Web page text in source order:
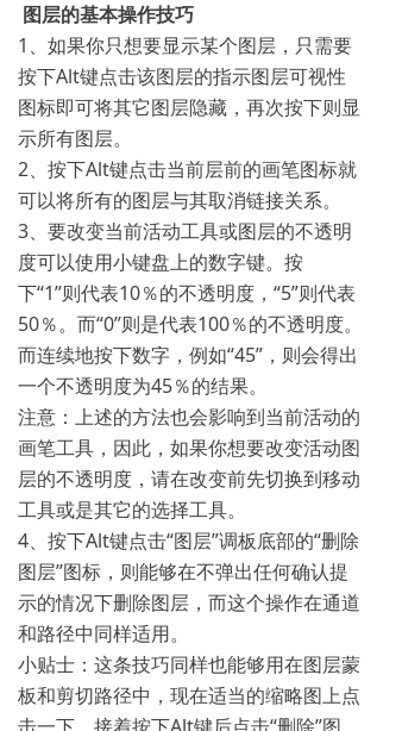
图层的基本操作技巧
1、如果你只想要显示某个图层，只需要
按下Alt键点击该图层的指示图层可视性
图标即可将其它图层隐藏，再次按下则显
示所有图层。
2、按下Alt键点击当前层前的画笔图标就
可以将所有的图层与其取消链接关系。
3、要改变当前活动工具或图层的不透明
度可以使用小键盘上的数字键。按
下“1”则代表10％的不透明度，“5”则代表
50％。而“0”则是代表100％的不透明度。
而连续地按下数字，例如“45”，则会得出
一个不透明度为45％的结果。
注意：上述的方法也会影响到当前活动的
画笔工具，因此，如果你想要改变活动图
层的不透明度，请在改变前先切换到移动
工具或是其它的选择工具。
4、按下Alt键点击“图层”调板底部的“删除
图层”图标，则能够在不弹出任何确认提
示的情况下删除图层，而这个操作在通道
和路径中同样适用。
小贴士：这条技巧同样也能够用在图层蒙
板和剪切路径中，现在适当的缩略图上点